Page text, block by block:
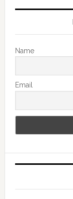
Name
Email